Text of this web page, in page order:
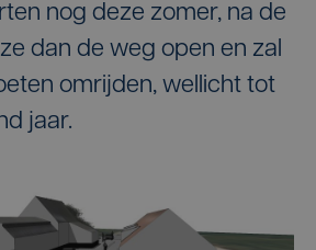
nog deze zomer, na de
dan de weg open en zal
omrijden, wellicht tot
jaar.